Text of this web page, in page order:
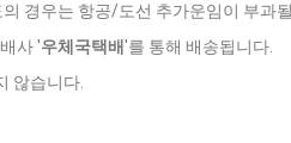
경우는 항공/도선 추가운임이 부과
사 '우체국택배'를 통해 배송됩니다.
않습니다.